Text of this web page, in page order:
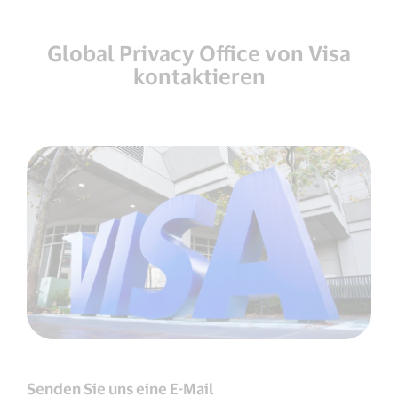
Global Privacy Office von Visa
kontaktieren
Senden Sie uns eine E-Mail